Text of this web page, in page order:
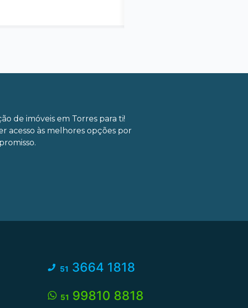
de imóveis em Torres para ti!
acesso às melhores opções por
51 3664 1818
51 99810 8818